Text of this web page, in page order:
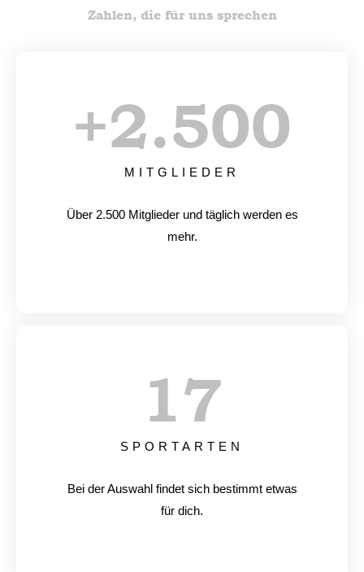
Zahlen, die für uns sprechen
MITGLIEDER
+2.500
Über 2.500 Mitglieder und täglich werden es
mehr.
SPORTARTEN
17
Bei der Auswahl findet sich bestimmt etwas
für dich.